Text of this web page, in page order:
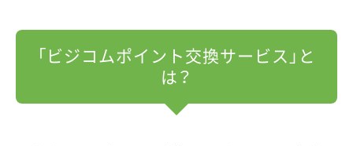
「ビジコムポイント交換サービス」と
は？